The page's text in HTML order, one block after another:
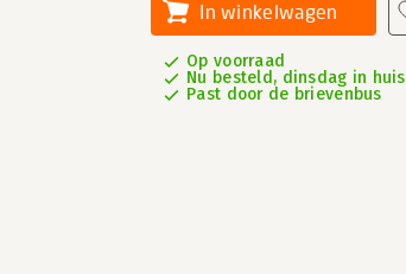
In winkelwagen
Op voorraad
Nu besteld, dinsdag in huis
Past door de brievenbus